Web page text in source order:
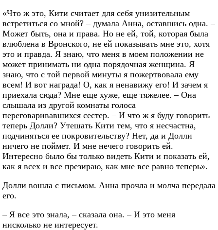
«Что ж это, Кити считает для себя унизительным
встретиться со мной? – думала Анна, оставшись одна. –
Может быть, она и права. Но не ей, той, которая была
влюблена в Вронского, не ей показывать мне это, хотя
это и правда. Я знаю, что меня в моем положении не
может принимать ни одна порядочная женщина. Я
знаю, что с той первой минуты я пожертвовала ему
всем! И вот награда! О, как я ненавижу его! И зачем я
приехала сюда? Мне еще хуже, еще тяжелее. – Она
слышала из другой комнаты голоса
переговаривавшихся сестер. – И что ж я буду говорить
теперь Долли? Утешать Кити тем, что я несчастна,
подчиняться ее покровительству? Нет, да и Долли
ничего не поймет. И мне нечего говорить ей.
Интересно было бы только видеть Кити и показать ей,
как я всех и все презираю, как мне все равно теперь».
Долли вошла с письмом. Анна прочла и молча передала
его.
– Я все это знала, – сказала она. – И это меня
нисколько не интересует.